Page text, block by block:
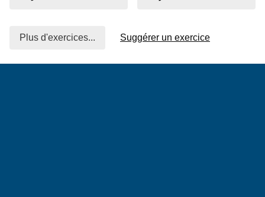
Plus d'exercices... Suggérer un exercice